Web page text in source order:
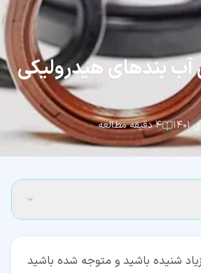
آب بندهای هیدرولیکی
۴ دقیقه مطالعه
شنیده باشید و متوجه شده باشید